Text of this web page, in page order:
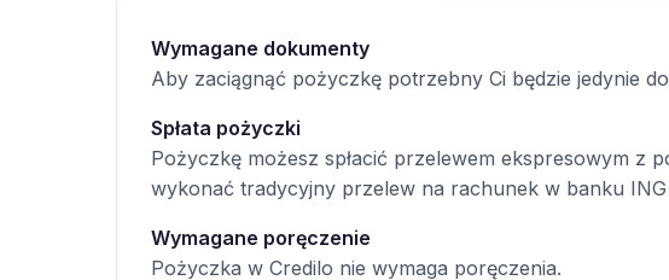
Wymagane dokumenty
Aby zaciągnąć pożyczkę potrzebny Ci będzie jedynie
Spłata pożyczki
Pożyczkę możesz spłacić przelewem ekspresowym z
wykonać tradycyjny przelew na rachunek w banku ING
Wymagane poręczenie
Pożyczka w Credilo nie wymaga poręczenia.